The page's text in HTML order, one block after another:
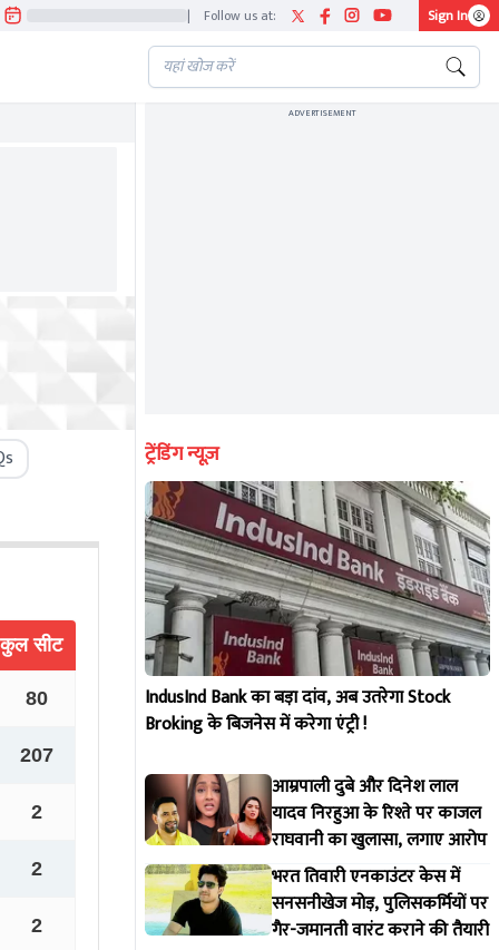
| Follow us at: Sign In
ADVERTISEMENT
ट्रेंडिंग न्यूज़
IndusInd Bank का बड़ा दांव, अब उतरेगा Stock
Broking के बिजनेस में करेगा एंट्री !
आम्रपाली दुबे और दिनेश लाल
यादव निरहुआ के रिश्ते पर काजल
राघवानी का खुलासा, लगाए आरोप
भरत तिवारी एनकाउंटर केस में
सनसनीखेज मोड़, पुलिसकर्मियों पर
गैर-जमानती वारंट कराने की तैयारी